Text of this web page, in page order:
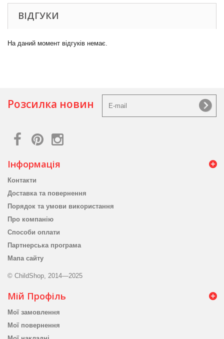
ВІДГУКИ
На даний момент відгуків немає.
Розсилка новин
Інформація
Контакти
Доставка та повернення
Порядок та умови використання
Про компанію
Способи оплати
Партнерська програма
Мапа сайту
© ChildShop, 2014—2025
Мій Профіль
Мої замовлення
Мої повернення